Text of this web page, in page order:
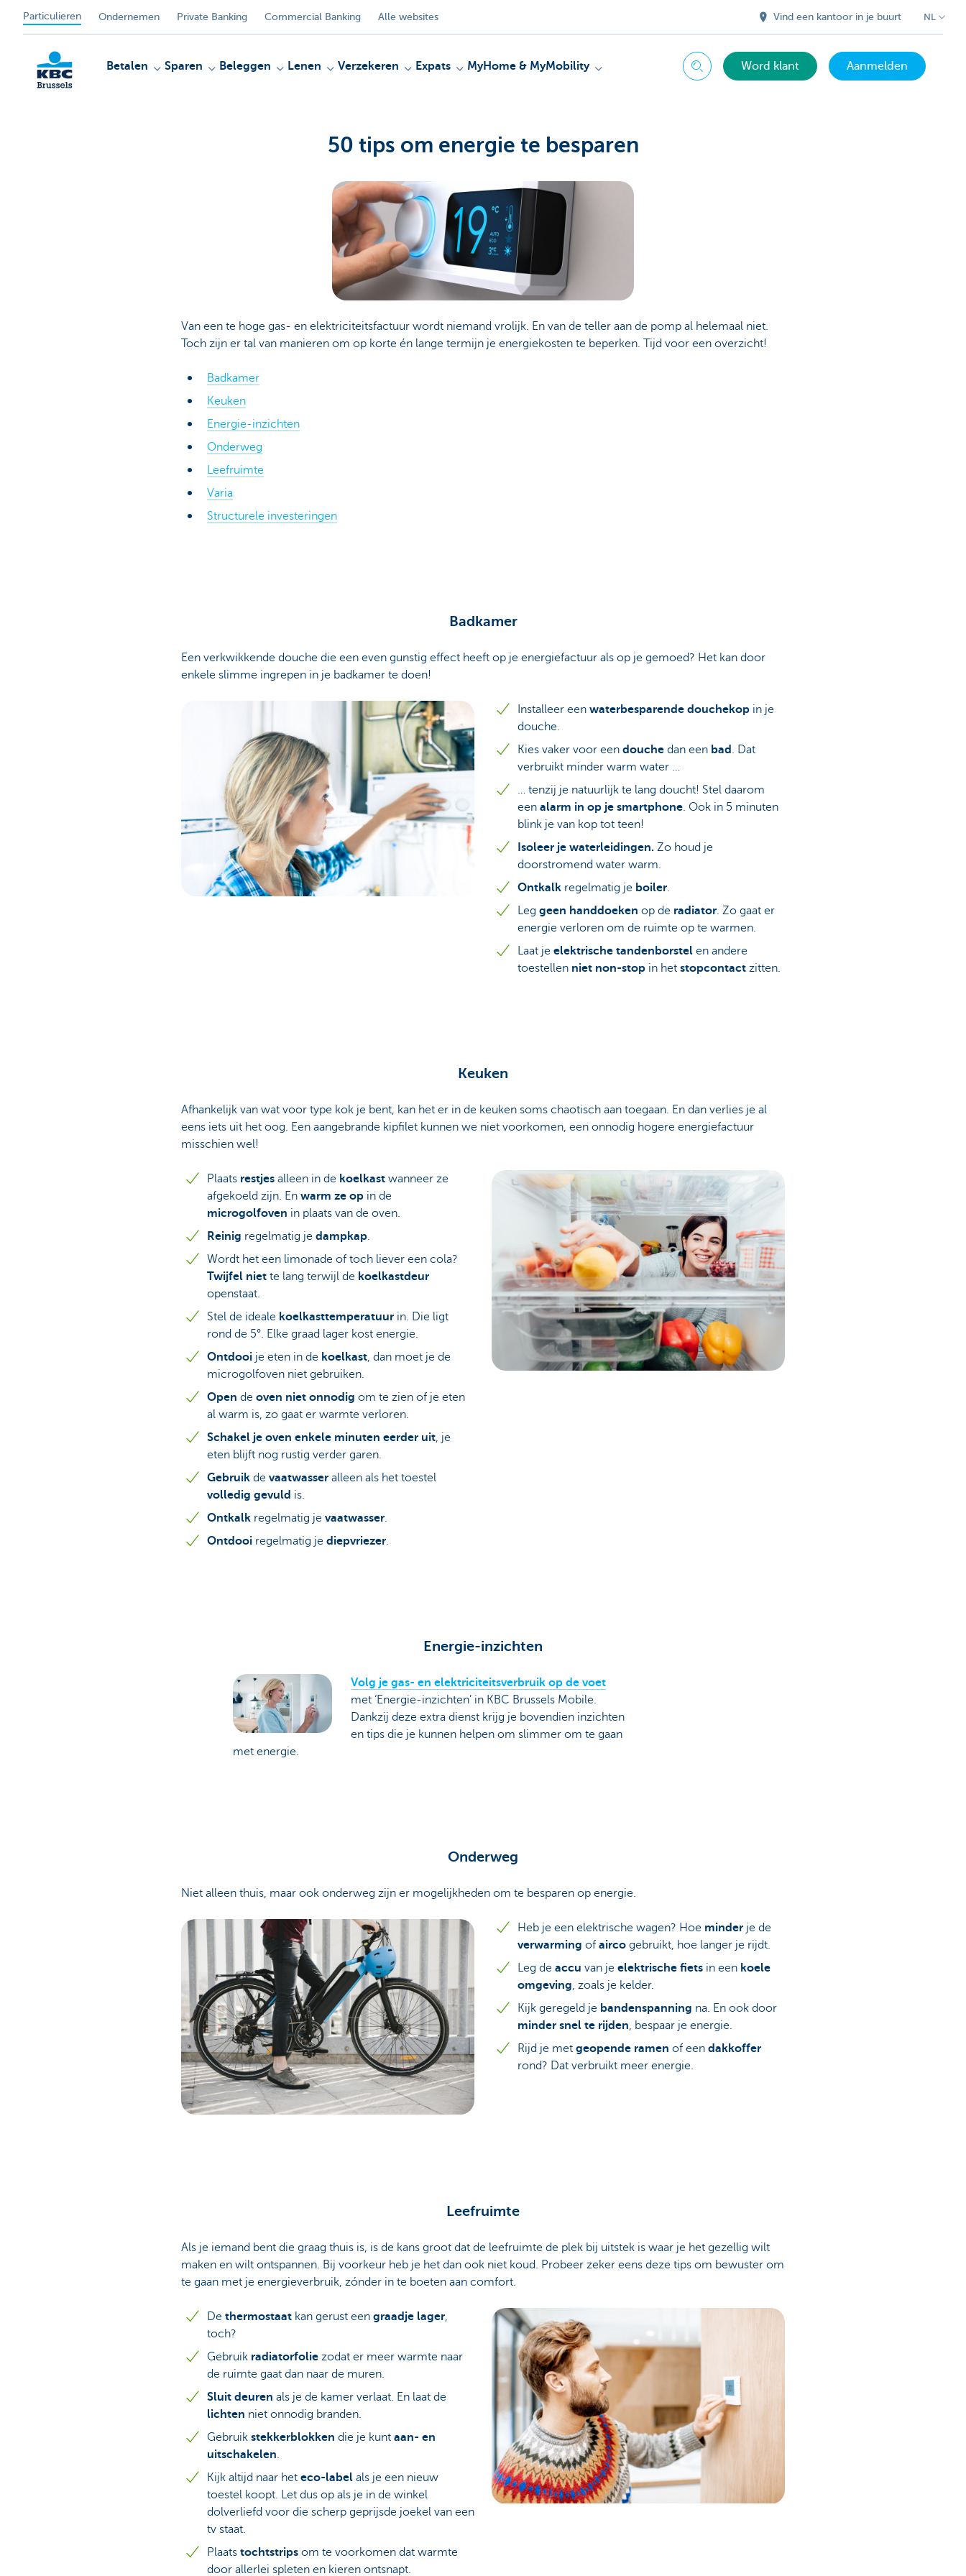
Particulieren Ondernemen Private Banking Commercial Banking Alle websites Vind een kantoor in je buurt NL
Betalen Sparen Beleggen Lenen Verzekeren Expats MyHome & MyMobility Zoeken Word klant Aanmelden
50 tips om energie te besparen
Van een te hoge gas- en elektriciteitsfactuur wordt niemand vrolijk. En van de teller aan de pomp al helemaal niet.
Toch zijn er tal van manieren om op korte én lange termijn je energiekosten te beperken. Tijd voor een overzicht!
Badkamer
Keuken
Energie-inzichten
Onderweg
Leefruimte
Varia
Structurele investeringen
Badkamer
Een verkwikkende douche die een even gunstig effect heeft op je energiefactuur als op je gemoed? Het kan door
enkele slimme ingrepen in je badkamer te doen!
Installeer een waterbesparende douchekop in je
douche.
Kies vaker voor een douche dan een bad . Dat
verbruikt minder warm water …
… tenzij je natuurlijk te lang doucht! Stel daarom
een alarm in op je smartphone. Ook in 5 minuten
blink je van kop tot teen!
Isoleer je waterleidingen. Zo houd je
doorstromend water warm.
Ontkalk regelmatig je boiler.
Leg geen handdoeken op de radiator. Zo gaat er
energie verloren om de ruimte op te warmen.
Laat je elektrische tandenborstel en andere
toestellen niet non-stop in het stopcontact zitten.
Keuken
Afhankelijk van wat voor type kok je bent, kan het er in de keuken soms chaotisch aan toegaan. En dan verlies je al
eens iets uit het oog. Een aangebrande kipfilet kunnen we niet voorkomen, een onnodig hogere energiefactuur
misschien wel!
Plaats restjes alleen in de koelkast wanneer ze
afgekoeld zijn. En warm ze op in de
microgolfoven in plaats van de oven.
Reinig regelmatig je dampkap.
Wordt het een limonade of toch liever een cola?
Twijfel niet te lang terwijl de koelkastdeur
openstaat.
Stel de ideale koelkasttemperatuur in. Die ligt
rond de 5°. Elke graad lager kost energie.
Ontdooi je eten in de koelkast, dan moet je de
microgolfoven niet gebruiken.
Open de oven niet onnodig om te zien of je eten
al warm is, zo gaat er warmte verloren.
Schakel je oven enkele minuten eerder uit, je
eten blijft nog rustig verder garen.
Gebruik de vaatwasser alleen als het toestel
volledig gevuld is.
Ontkalk regelmatig je vaatwasser.
Ontdooi regelmatig je diepvriezer.
Energie-inzichten
Volg je gas- en elektriciteitsverbruik op de voet
met ‘Energie-inzichten’ in KBC Brussels Mobile.
Dankzij deze extra dienst krijg je bovendien inzichten
en tips die je kunnen helpen om slimmer om te gaan
met energie.
Onderweg
Niet alleen thuis, maar ook onderweg zijn er mogelijkheden om te besparen op energie.
Heb je een elektrische wagen? Hoe minder je de
verwarming of airco gebruikt, hoe langer je rijdt.
Leg de accu van je elektrische fiets in een koele
omgeving, zoals je kelder.
Kijk geregeld je bandenspanning na. En ook door
minder snel te rijden, bespaar je energie.
Rijd je met geopende ramen of een dakkoffer
rond? Dat verbruikt meer energie.
Leefruimte
Als je iemand bent die graag thuis is, is de kans groot dat de leefruimte de plek bij uitstek is waar je het gezellig wilt
maken en wilt ontspannen. Bij voorkeur heb je het dan ook niet koud. Probeer zeker eens deze tips om bewuster om
te gaan met je energieverbruik, zónder in te boeten aan comfort.
De thermostaat kan gerust een graadje lager,
toch?
Gebruik radiatorfolie zodat er meer warmte naar
de ruimte gaat dan naar de muren.
Sluit deuren als je de kamer verlaat. En laat de
lichten niet onnodig branden.
Gebruik stekkerblokken die je kunt aan- en
uitschakelen.
Kijk altijd naar het eco-label als je een nieuw
toestel koopt. Let dus op als je in de winkel
dolverliefd voor die scherp geprijsde joekel van een
tv staat.
Plaats tochtstrips om te voorkomen dat warmte
door allerlei spleten en kieren ontsnapt.